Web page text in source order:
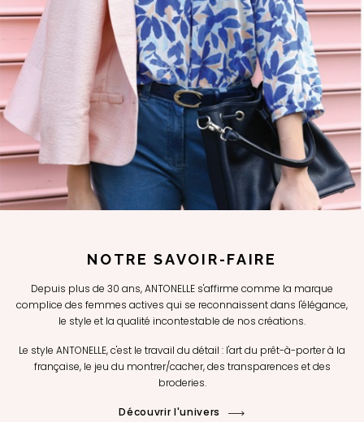
NOTRE SAVOIR-FAIRE
Depuis plus de 30 ans, ANTONELLE s'affirme comme la marque
complice des femmes actives qui se reconnaissent dans l'élégance,
le style et la qualité incontestable de nos créations.
Le style ANTONELLE, c'est le travail du détail : l'art du prêt-à-porter à la
française, le jeu du montrer/cacher, des transparences et des
broderies.
Découvrir l'univers